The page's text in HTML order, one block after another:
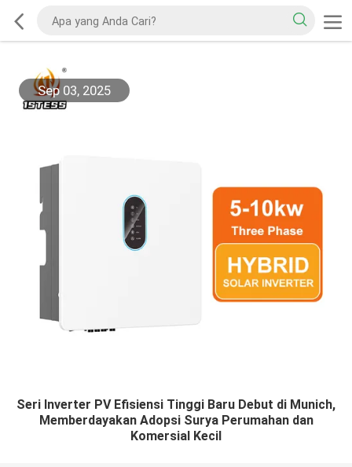
Sep 03, 2025
Seri Inverter PV Efisiensi Tinggi Baru Debut di Munich,
Memberdayakan Adopsi Surya Perumahan dan
Komersial Kecil